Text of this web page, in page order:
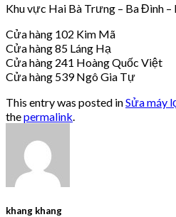
Khu vực Hai Bà Trưng – Ba Đình –
Cửa hàng 102 Kim Mã
Cửa hàng 85 Láng Hạ
Cửa hàng 241 Hoàng Quốc Việt
Cửa hàng 539 Ngô Gia Tự
This entry was posted inSửa máy
thepermalink
khang khang